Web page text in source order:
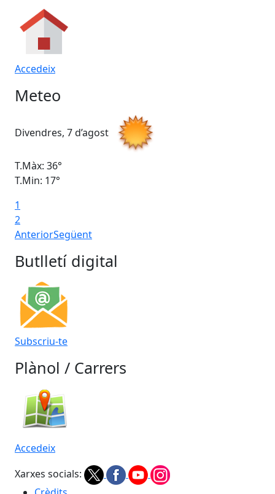
Accedeix
Meteo
Divendres, 7 d’agost
T.Màx: 36°
T.Min: 17°
1
2
AnteriorSegüent
Butlletí digital
Subscriu-te
Plànol / Carrers
Accedeix
Xarxes socials: